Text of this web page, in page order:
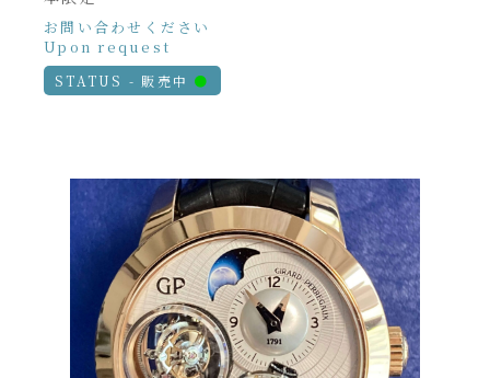
お問い合わせください
Upon request
STATUS - 販売中 ●